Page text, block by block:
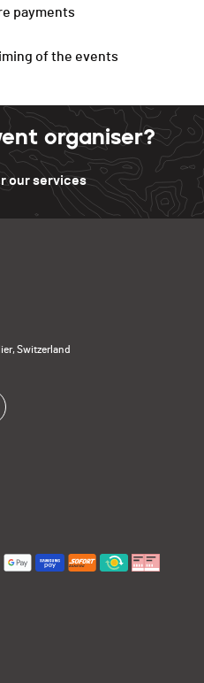
payments
of the events
organiser?
our services
Switzerland